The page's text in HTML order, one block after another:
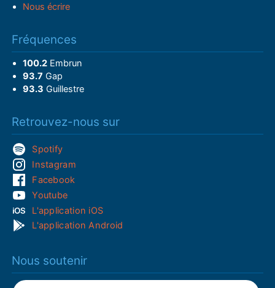
Nous écrire
Fréquences
100.2Embrun
93.7 Gap
93.3 Guillestre
Retrouvez-nous sur
Spotify
Instagram
Facebook
Youtube
L'application iOS
L'application Android
Nous soutenir